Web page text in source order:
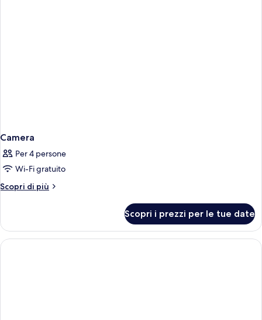
Camera
Per 4 persone
Wi-Fi gratuito
Scopri di più
Altri
Scopri i prezzi per le tue date